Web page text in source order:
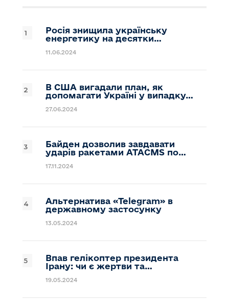
Росія знищила українську
енергетику на десятки…
11.06.2024
В США вигадали план, як
допомагати Україні у випадку…
27.06.2024
Байден дозволив завдавати
ударів ракетами ATACMS по…
17.11.2024
Альтернатива «Telegram» в
державному застосунку
13.05.2024
Впав гелікоптер президента
Ірану: чи є жертви та…
19.05.2024